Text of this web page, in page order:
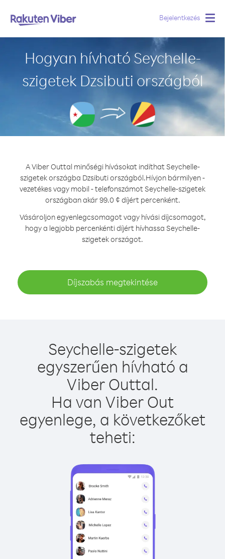
Bejelentkezés
Hogyan hívható Seychelle-
szigetek Dzsibuti országból
A Viber Outtal minőségi hívásokat indíthat Seychelle-
szigetek országba Dzsibuti országból.Hívjon bármilyen -
vezetékes vagy mobil - telefonszámot Seychelle-szigetek
országban akár 99.0 ¢ díjért percenként.
Vásároljon egyenlegcsomagot vagy hívási díjcsomagot,
hogy a legjobb percenkénti díjért hívhassa Seychelle-
szigetek országot.
Díjszabás megtekintése
Seychelle-szigetek
egyszerűen hívható a
Viber Outtal.
Ha van Viber Out
egyenlege, a következőket
teheti: